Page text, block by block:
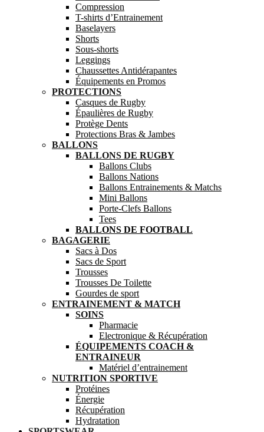
Compression
T-shirts d’Entrainement
Baselayers
Shorts
Sous-shorts
Leggings
Chaussettes Antidérapantes
Équipements en Promos
PROTECTIONS
Casques de Rugby
Épaulières de Rugby
Protège Dents
Protections Bras & Jambes
BALLONS
BALLONS DE RUGBY
Ballons Clubs
Ballons Nations
Ballons Entrainements & Matchs
Mini Ballons
Porte-Clefs Ballons
Tees
BALLONS DE FOOTBALL
BAGAGERIE
Sacs à Dos
Sacs de Sport
Trousses
Trousses De Toilette
Gourdes de sport
ENTRAINEMENT & MATCH
SOINS
Pharmacie
Electronique & Récupération
ÉQUIPEMENTS COACH &
ENTRAINEUR
Matériel d’entrainement
NUTRITION SPORTIVE
Protéines
Énergie
Récupération
Hydratation